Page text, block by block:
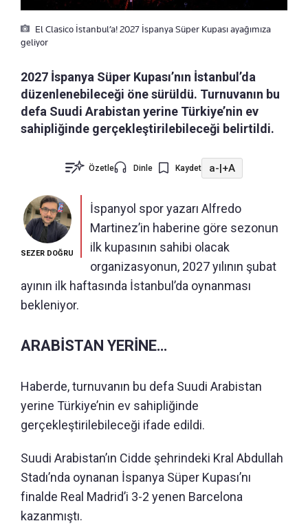
El Clasico İstanbul’a! 2027 İspanya Süper Kupası ayağımıza
geliyor
2027 İspanya Süper Kupası’nın İstanbul’da
düzenlenebileceği öne sürüldü. Turnuvanın bu
defa Suudi Arabistan yerine Türkiye’nin ev
sahipliğinde gerçekleştirilebileceği belirtildi.
Özetle Dinle Kaydet a-|+A
SEZER DOĞRU
İspanyol spor yazarı Alfredo
Martinez’in haberine göre sezonun
ilk kupasının sahibi olacak
organizasyonun, 2027 yılının şubat
ayının ilk haftasında İstanbul’da oynanması
bekleniyor.
ARABİSTAN YERİNE…
Haberde, turnuvanın bu defa Suudi Arabistan
yerine Türkiye’nin ev sahipliğinde
gerçekleştirilebileceği ifade edildi.
Suudi Arabistan’ın Cidde şehrindeki Kral Abdullah
Stadı’nda oynanan İspanya Süper Kupası’nı
finalde Real Madrid’i 3-2 yenen Barcelona
kazanmıştı.